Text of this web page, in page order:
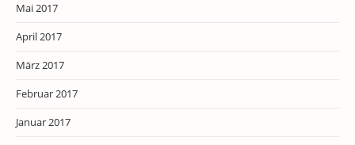
Mai 2017
April 2017
März 2017
Februar 2017
Januar 2017